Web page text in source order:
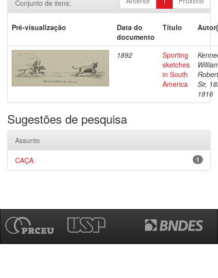
Conjunto de itens:
Pré-visualização
Data do
documento
Título
1892
Sporting
sketches
in South
America
Sir,
1916
Sugestões de pesquisa
Assunto
1
CAÇA